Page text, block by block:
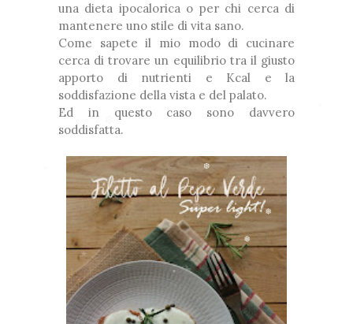
una dieta ipocalorica o per chi cerca di
mantenere uno stile di vita sano.
Come sapete il mio modo di cucinare
cerca di trovare un equilibrio tra il giusto
apporto di nutrienti e Kcal e la
soddisfazione della vista e del palato.
Ed in questo caso sono davvero
soddisfatta.
*
❅
❅
❆
*
❅
*
❅